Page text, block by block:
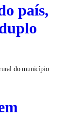
país,
do município